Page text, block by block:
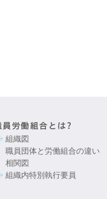
組織図
職員団体と労働組合の違い
相関図
組織内特別執行要員